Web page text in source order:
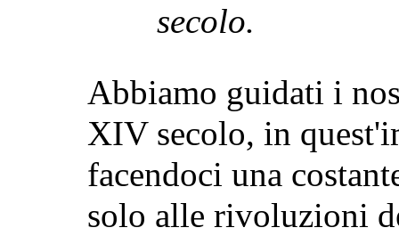
secolo.
Abbiamo guidati i
XIV secolo, in
facendoci una
solo alle rivoluzioni